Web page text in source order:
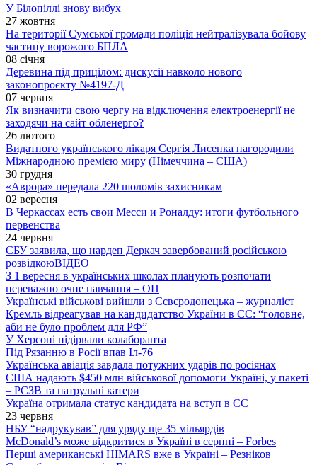
У Білопіллі знову вибух
27 жовтня
На території Сумської громади поліція нейтралізувала бойову
частину ворожого БПЛА
08 січня
Деревина під прицілом: дискусії навколо нового
законопроєкту №4197-Д
07 червня
Як визначити свою чергу на відключення електроенергії не
заходячи на сайт обленерго?
26 лютого
Видатного українського лікаря Сергія Лисенка нагородили
Міжнародною премією миру (Німеччина – США)
30 грудня
«Аврора» передала 220 шоломів захисникам
02 вересня
В Черкассах есть свои Месси и Роналду: итоги футбольного
первенства
24 червня
СБУ заявила, що нардеп Деркач завербований російською
розвідкоюВІДЕО
З 1 вересня в українських школах планують розпочати
переважно очне навчання – ОП
Українські військові вийшли з Сєвєродонецька – журналіст
Кремль відреагував на кандидатство України в ЄС: “головне,
аби не було проблем для РФ”
У Херсоні підірвали колаборанта
Під Рязанню в Росії впав Іл-76
Українська авіація завдала потужних ударів по росіянах
США надають $450 млн військової допомоги Україні, у пакеті
– РСЗВ та патрульні катери
Україна отримала статус кандидата на вступ в ЄС
23 червня
НБУ “надрукував” для уряду ще 35 мільярдів
McDonald’s може відкритися в Україні в серпні – Forbes
Перші американські HIMARS вже в Україні – Резніков